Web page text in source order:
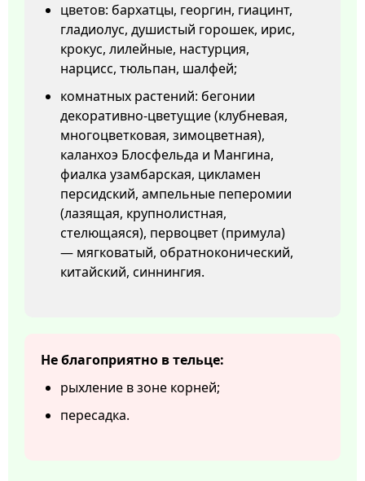
цветов: бархатцы, георгин, гиацинт,
гладиолус, душистый горошек, ирис,
крокус, лилейные, настурция,
нарцисс, тюльпан, шалфей;
комнатных растений: бегонии
декоративно-цветущие (клубневая,
многоцветковая, зимоцветная),
каланхоэ Блосфельда и Мангина,
фиалка узамбарская, цикламен
персидский, ампельные пеперомии
(лазящая, крупнолистная,
стелющаяся), первоцвет (примула)
— мягковатый, обратноконический,
китайский, синнингия.
Не благоприятно в тельце:
рыхление в зоне корней;
пересадка.